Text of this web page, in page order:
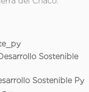
Sostenible
Sostenible Py